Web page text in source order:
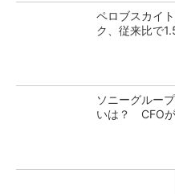
ペロブスカイ
ク、従来比で
ソニーグルー
いは？ CFOが